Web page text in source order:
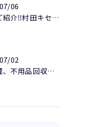
06
買取品ご紹介‼️村田キセルK20です😃
02
遺品整理、不用品回収のご紹介です。